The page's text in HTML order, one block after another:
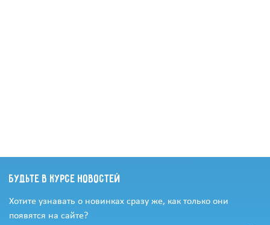
Будьте в курсе новостей
Хотите узнавать о новинках сразу же, как только они
появятся на сайте?